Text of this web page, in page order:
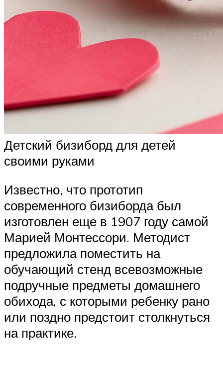
Детский бизиборд для детей
своими руками
Известно, что прототип
современного бизиборда был
изготовлен еще в 1907 году самой
Марией Монтессори. Методист
предложила поместить на
обучающий стенд всевозможные
подручные предметы домашнего
обихода, с которыми ребенку рано
или поздно предстоит столкнуться
на практике.